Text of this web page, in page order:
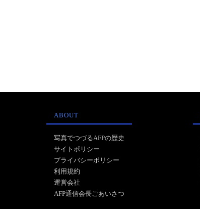
ABOUT
写真でつづるAFPの歴史
サイトポリシー
プライバシーポリシー
利用規約
運営会社
AFP通信会長ごあいさつ